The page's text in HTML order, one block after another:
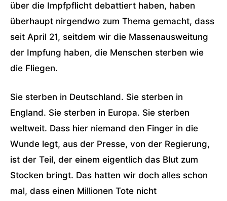
über die Impfpflicht debattiert haben, haben
überhaupt nirgendwo zum Thema gemacht, dass
seit April 21, seitdem wir die Massenausweitung
der Impfung haben, die Menschen sterben wie
die Fliegen.
Sie sterben in Deutschland. Sie sterben in
England. Sie sterben in Europa. Sie sterben
weltweit. Dass hier niemand den Finger in die
Wunde legt, aus der Presse, von der Regierung,
ist der Teil, der einem eigentlich das Blut zum
Stocken bringt. Das hatten wir doch alles schon
mal, dass einen Millionen Tote nicht